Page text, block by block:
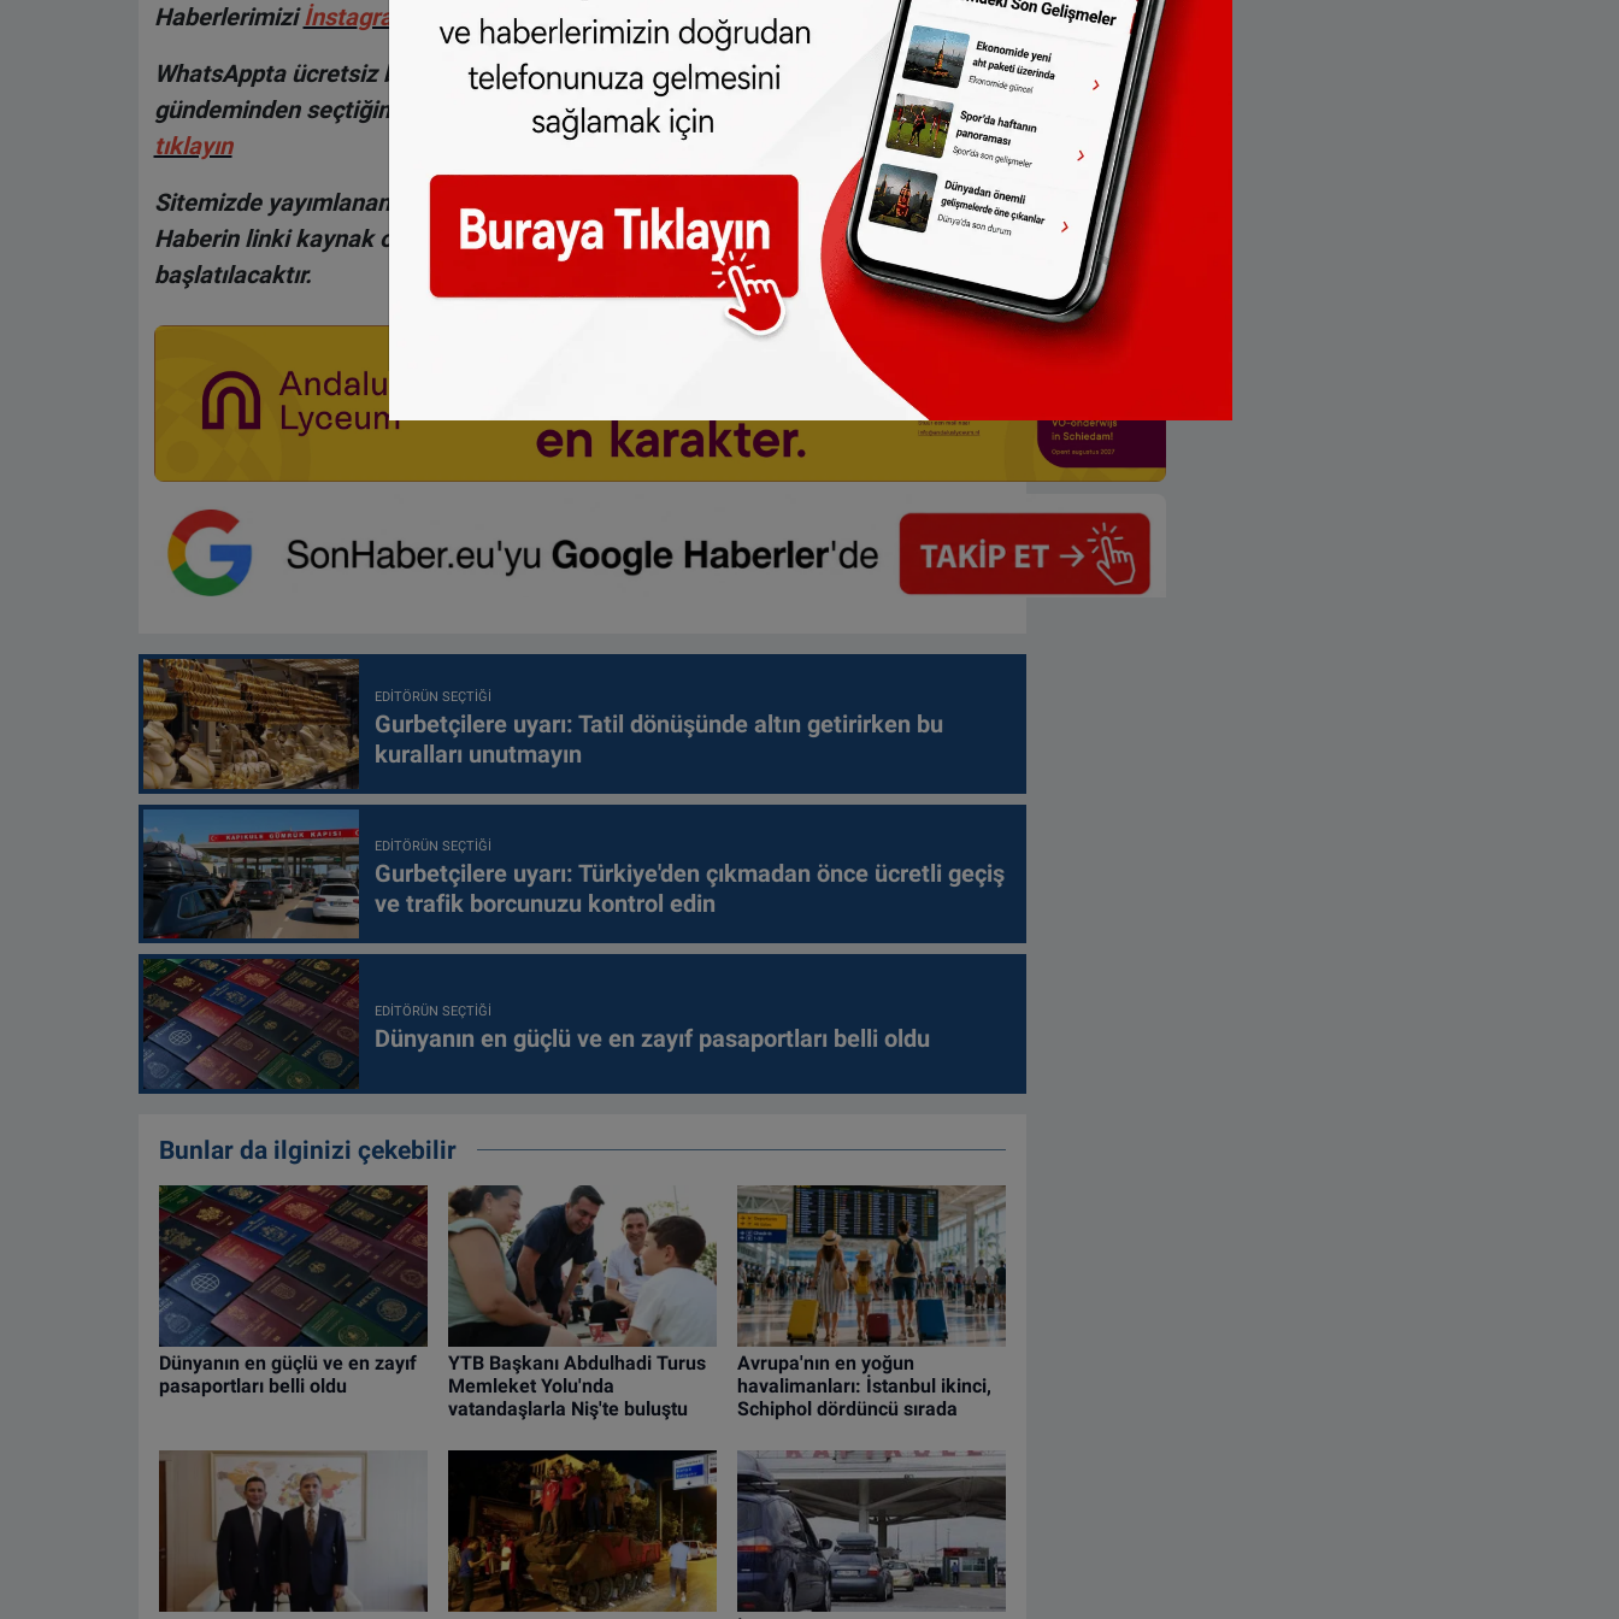
Haberlerimiziİnstagram hesabımızdan
da takip edebilirsiniz.
WhatsAppta ücretsiz bültenimize abone olun, Hollanda ve diğer Avrupa ülkeleri
gündeminden seçtiğimiz haberler her gün telefonunuza gelsin!
Abone olmak için
tıklayın
Sitemizde yayımlanan haberlerin her türlü hakkı SONHABER.eu’ya aittir.
Haberin linki kaynak olarak gösterilmeden alınan haberler için hukuki işlem
başlatılacaktır.
EDITÖRÜN SEÇTIĞI
Gurbetçilere uyarı: Tatil dönüşünde altın getirirken bu
kuralları unutmayın
EDITÖRÜN SEÇTIĞI
Gurbetçilere uyarı: Türkiye'den çıkmadan önce ücretli geçiş
ve trafik borcunuzu kontrol edin
EDITÖRÜN SEÇTIĞI
Dünyanın en güçlü ve en zayıf pasaportları belli oldu
Bunlar da ilginizi çekebilir
Dünyanın en güçlü ve en zayıf
pasaportları belli oldu
YTB Başkanı Abdulhadi Turus
Memleket Yolu'nda
vatandaşlarla Niş'te buluştu
Avrupa'nın en yoğun
havalimanları: İstanbul ikinci,
Schiphol dördüncü sırada